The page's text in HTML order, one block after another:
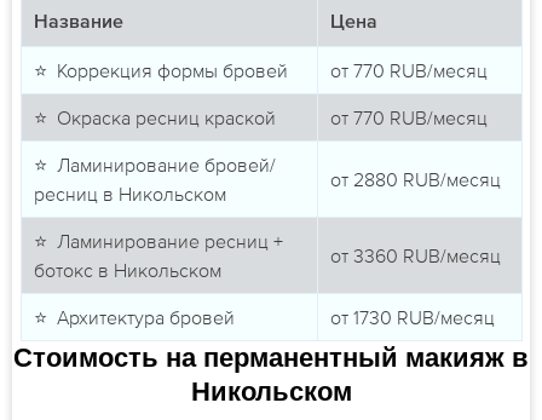
Название Цена
⭐ Коррекция формы бровей от 770 RUB/месяц
⭐ Окраска ресниц краской от 770 RUB/месяц
⭐ Ламинирование бровей/
ресниц в Никольском
от 2880 RUB/месяц
⭐ Ламинирование ресниц +
ботокс в Никольском
от 3360 RUB/месяц
⭐ Архитектура бровей от 1730 RUB/месяц
Стоимость на перманентный макияж в
Никольском